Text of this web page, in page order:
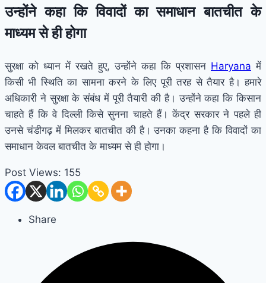
उन्होंने कहा कि विवादों का समाधान बातचीत के
माध्यम से ही होगा
सुरक्षा को ध्यान में रखते हुए, उन्होंने कहा कि प्रशासन Haryana में
किसी भी स्थिति का सामना करने के लिए पूरी तरह से तैयार है। हमारे
अधिकारी ने सुरक्षा के संबंध में पूरी तैयारी की है। उन्होंने कहा कि किसान
चाहते हैं कि वे दिल्ली किसे सुनना चाहते हैं। केंद्र सरकार ने पहले ही
उनसे चंडीगढ़ में मिलकर बातचीत की है। उनका कहना है कि विवादों का
समाधान केवल बातचीत के माध्यम से ही होगा।
Post Views: 155
Share